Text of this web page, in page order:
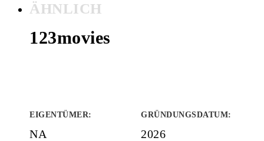
ÄHNLICH
123movies
EIGENTÜMER:
NA
GRÜNDUNGSDATUM:
2026